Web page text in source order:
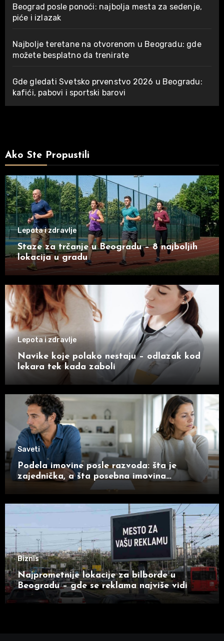
Beograd posle ponoći: najbolja mesta za sedenje,
piće i izlazak
Najbolje teretane na otvorenom u Beogradu: gde
možete besplatno da trenirate
Gde gledati Svetsko prvenstvo 2026 u Beogradu:
kafići, pabovi i sportski barovi
Ako Ste Propustili
Lepota i zdravlje
Staze za trčanje u Beogradu – 8 najboljih
lokacija u gradu
Lepota i zdravlje
Navike koje polako nestaju – odlazak kod
lekara tek kada zaboli
Saveti
Podela imovine posle razvoda: šta je
zajednička, a šta posebna imovina
Biznis
Najprometnije lokacije za bilborde u
Beogradu – gde se reklama najviše vidi